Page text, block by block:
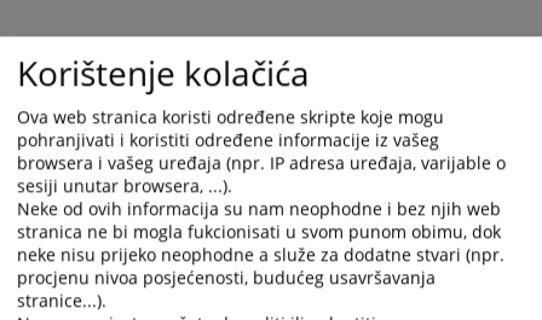
Судска полиција Републике Српске покренула је поступак
јавне набавке робе,„дијелова полицијске униформе
потребе Судске полиције Републике Српске, број СУ-
СП-434/2 6од25.05.2026. године, за које је објављено
обавјештење о набавци на порталу Агенције за јавне
набавке БиХ, број 1362-1-1- 19-3-7/26од25.05 .2026.године.
Који можете овдје преузети.
Приказана вијест је на: Српски језик
Пратећи документи
Korištenje kolačića
Ova web stranica koristi određene skripte koje mogu
pohranjivati i koristiti određene informacije iz vašeg
browsera i vašeg uređaja (npr. IP adresa uređaja, varijable o
sesiji unutar browsera, ...).
Neke od ovih informacija su nam neophodne i bez njih web
stranica ne bi mogla fukcionisati u svom punom obimu, dok
neke nisu prijeko neophodne a služe za dodatne stvari (npr.
procjenu nivoa posjećenosti, budućeg usavršavanja
stranice...).